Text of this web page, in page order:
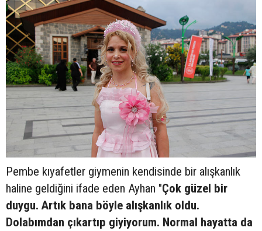
Pembe kıyafetler giymenin kendisinde bir alışkanlık
haline geldiğini ifade eden Ayhan "Çok güzel bir
duygu. Artık bana böyle alışkanlık oldu.
Dolabımdan çıkartıp giyiyorum. Normal hayatta da